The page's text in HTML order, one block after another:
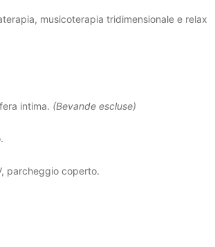
musicoterapia tridimensionale e relax
intima. (Bevande escluse)
parcheggio coperto.